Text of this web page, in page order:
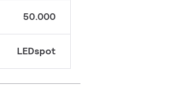
50.000
LEDspot